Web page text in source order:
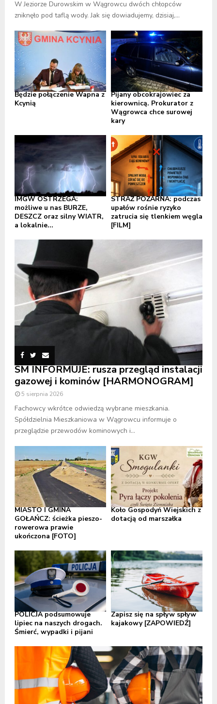
W Jeziorze Durowskim w Wągrowcu dwóch chłopców
zniknęło pod taflą wody. Jak się dowiadujemy, dzisiaj,...
Będzie połączenie Wapna z
Kcynią
Pijany obcokrajowiec za
kierownicą. Prokurator z
Wągrowca chce surowej
kary
IMGW OSTRZEGA:
możliwe u nas BURZE,
DESZCZ oraz silny WIATR,
a lokalnie...
STRAŻ POŻARNA: podczas
upałów rośnie ryzyko
zatrucia się tlenkiem węgla
[FILM]
SM INFORMUJE: rusza przegląd instalacji
gazowej i kominów [HARMONOGRAM]
5 sierpnia 2026
Fachowcy wkrótce odwiedzą wybrane mieszkania.
Spółdzielnia Mieszkaniowa w Wągrowcu informuje o
przeglądzie przewodów kominowych i...
MIASTO I GMINA
GOŁAŃCZ: ścieżka pieszo-
rowerowa prawie
ukończona [FOTO]
Koło Gospodyń Wiejskich z
dotacją od marszałka
POLICJA podsumowuje
lipiec na naszych drogach.
Śmierć, wypadki i pijani
Zapisz się na spływ spływ
kajakowy [ZAPOWIEDŹ]